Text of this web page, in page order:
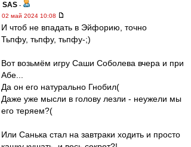
SAS -
02 май 2024 10:08
И чтоб не впадать в Эйфорию, точно
Тьпфу, тьпфу, тьпфу-;)
Вот возьмём игру Саши Соболева вчера и при
Абе...
Да он его натурально Гнобил(
Даже уже мысли в голову лезли - неужели мы
его теряем?(
Или Санька стал на завтраки ходить и просто